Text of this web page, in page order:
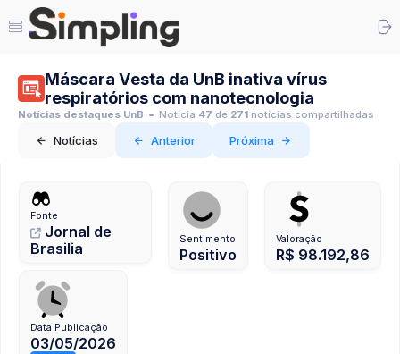
Máscara Vesta da UnB inativa vírus
respiratórios com nanotecnologia
Notícias destaques UnB Notícia 47 de 271 notícias compartilhadas
Notícias Anterior Próxima
Fonte
Jornal de
Brasilia
Sentimento
Positivo
Valoração
R$ 98.192,86
Data Publicação
03/05/2026